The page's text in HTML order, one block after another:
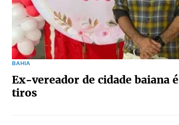
BAHIA
Ex-vereador de cidade baiana
tiros